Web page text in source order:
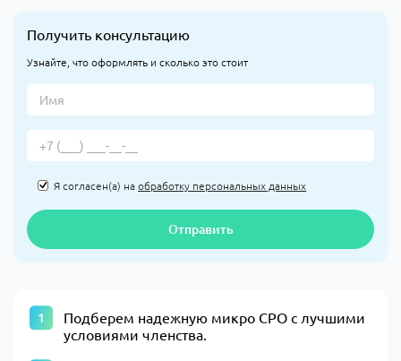
Получить консультацию
Узнайте, что оформлять и сколько это стоит
Я согласен(а) наобработку персональных данных
Отправить
Подберем надежную микро СРО с лучшими
условиями членства.